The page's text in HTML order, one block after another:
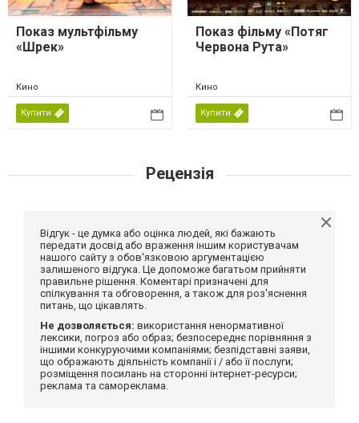
Показ мультфільму
«Шрек»
Кино
Купити
Показ фільму «Потяг
Червона Рута»
Кино
Купити
Рецензія
Відгук - це думка або оцінка людей, які бажають
передати досвід або враження іншим користувачам
нашого сайту з обов'язковою аргументацією
залишеного відгука. Це допоможе багатьом прийняти
правильне рішення. Коментарі призначені для
спілкування та обговорення, а також для роз'яснення
питань, що цікавлять.
Не дозволяється: використання ненормативної
лексики, погроз або образ; безпосереднє порівняння з
іншими конкуруючими компаніями; безпідставні заяви,
що ображають діяльність компанії і / або її послуги;
розміщення посилань на сторонні інтернет-ресурси;
реклама та самореклама.